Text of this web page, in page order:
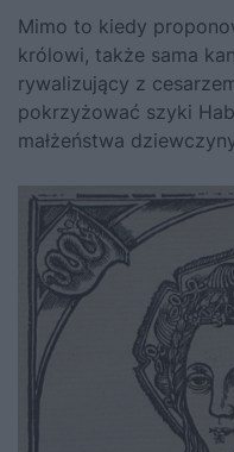
Mimo to kiedy
królowi, także sama
rywalizujący z
pokrzyżować szyki
małżeństwa